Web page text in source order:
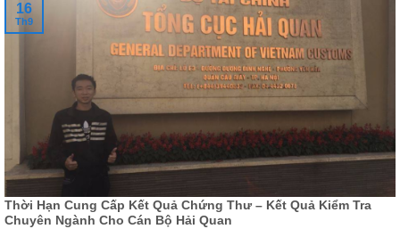
Thời Hạn Cung Cấp Kết Quả Chứng Thư – Kết Quả Kiểm Tra
Chuyên Ngành Cho Cán Bộ Hải Quan
16
Th9